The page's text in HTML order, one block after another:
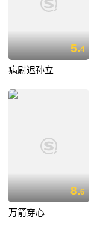
5.4
病尉迟孙立
8.6
万箭穿心